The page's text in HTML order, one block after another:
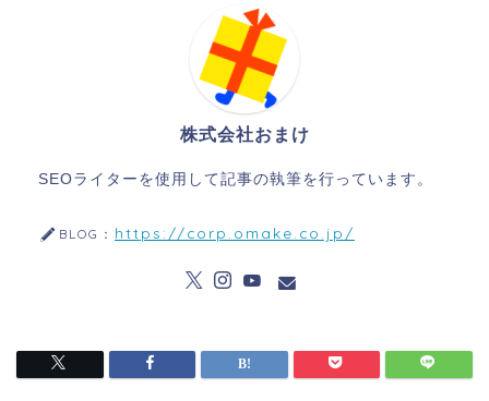
株式会社おまけ
SEOライターを使用して記事の執筆を行っています。
BLOG： https://corp.omake.co.jp/